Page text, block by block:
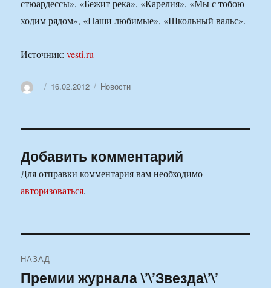
стюардессы», «Бежит река», «Карелия», «Мы с тобою
ходим рядом», «Наши любимые», «Школьный вальс».
Источник:vesti.ru
АвторОпубликовано
16.02.2012 Рубрики
Новости
Добавить комментарий
Для отправки комментария вам необходимо
авторизоваться.
по
НАЗАД
Предыдущая
Премии журнала \’\’Звезда\’\’